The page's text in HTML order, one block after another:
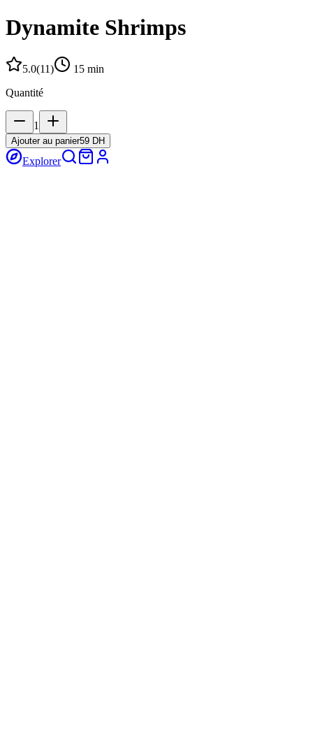
Dynamite Shrimps
5.0(11) 15 min
Quantité
1
Ajouter au panier59 DH
Explorer